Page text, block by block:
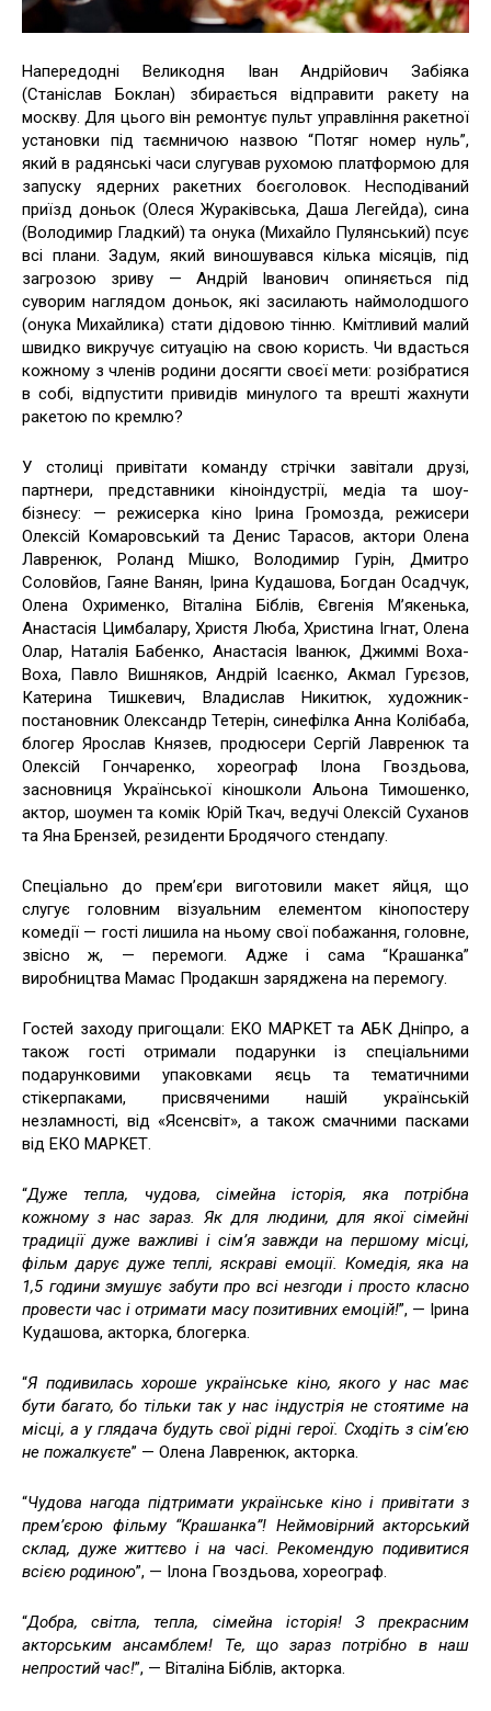
Напередодні Великодня Іван Андрійович Забіяка
(Станіслав Боклан) збирається відправити ракету на
москву. Для цього він ремонтує пульт управління ракетної
установки під таємничою назвою “Потяг номер нуль”,
який в радянські часи слугував рухомою платформою для
запуску ядерних ракетних боєголовок. Несподіваний
приїзд доньок (Олеся Жураківська, Даша Легейда), сина
(Володимир Гладкий) та онука (Михайло Пулянський) псує
всі плани. Задум, який виношувався кілька місяців, під
загрозою зриву — Андрій Іванович опиняється під
суворим наглядом доньок, які засилають наймолодшого
(онука Михайлика) стати дідовою тінню. Кмітливий малий
швидко викручує ситуацію на свою користь. Чи вдасться
кожному з членів родини досягти своєї мети: розібратися
в собі, відпустити привидів минулого та врешті жахнути
ракетою по кремлю?
У столиці привітати команду стрічки завітали друзі,
партнери, представники кіноіндустрії, медіа та шоу-
бізнесу: — режисерка кіно Ірина Громозда, режисери
Олексій Комаровський та Денис Тарасов, актори Олена
Лавренюк, Роланд Мішко, Володимир Гурін, Дмитро
Соловйов, Гаяне Ванян, Ірина Кудашова, Богдан Осадчук,
Олена Охрименко, Віталіна Біблів, Євгенія Мʼякенька,
Анастасія Цимбалару, Христя Люба, Христина Ігнат, Олена
Олар, Наталія Бабенко, Анастасія Іванюк, Джиммі Воха-
Воха, Павло Вишняков, Андрій Ісаєнко, Акмал Гурєзов,
Катерина Тишкевич, Владислав Никитюк, художник-
постановник Олександр Тетерін, синефілка Анна Колібаба,
блогер Ярослав Князев, продюсери Сергій Лавренюк та
Олексій Гончаренко, хореограф Ілона Гвоздьова,
засновниця Української кіношколи Альона Тимошенко,
актор, шоумен та комік Юрій Ткач, ведучі Олексій Суханов
та Яна Брензей, резиденти Бродячого стендапу.
Спеціально до премʼєри виготовили макет яйця, що
слугує головним візуальним елементом кінопостеру
комедії — гості лишила на ньому свої побажання, головне,
звісно ж, — перемоги. Адже і сама “Крашанка”
виробництва Мамас Продакшн заряджена на перемогу.
Гостей заходу пригощали: ЕКО МАРКЕТ та АБК Дніпро, а
також гості отримали подарунки із спеціальними
подарунковими упаковками яєць та тематичними
стікерпаками, присвяченими нашій українській
незламності, від «Ясенсвіт», а також смачними пасками
від ЕКО МАРКЕТ.
“Дуже тепла, чудова, сімейна історія, яка потрібна
кожному з нас зараз. Як для людини, для якої сімейні
традиції дуже важливі і сімʼя завжди на першому місці,
фільм дарує дуже теплі, яскраві емоції. Комедія, яка на
1,5 години змушує забути про всі незгоди і просто класно
провести час і отримати масу позитивних емоцій!”, — Ірина
Кудашова, акторка, блогерка.
“Я подивилась хороше українське кіно, якого у нас має
бути багато, бо тільки так у нас індустрія не стоятиме на
місці, а у глядача будуть свої рідні герої. Сходіть з сімʼєю
не пожалкуєте” — Олена Лавренюк, акторка.
“Чудова нагода підтримати українське кіно і привітати з
премʼєрою фільму “Крашанка”! Неймовірний акторський
склад, дуже життєво і на часі. Рекомендую подивитися
всією родиною”, — Ілона Гвоздьова, хореограф.
“Добра, світла, тепла, сімейна історія! З прекрасним
акторським ансамблем! Те, що зараз потрібно в наш
непростий час!”, — Віталіна Біблів, акторка.